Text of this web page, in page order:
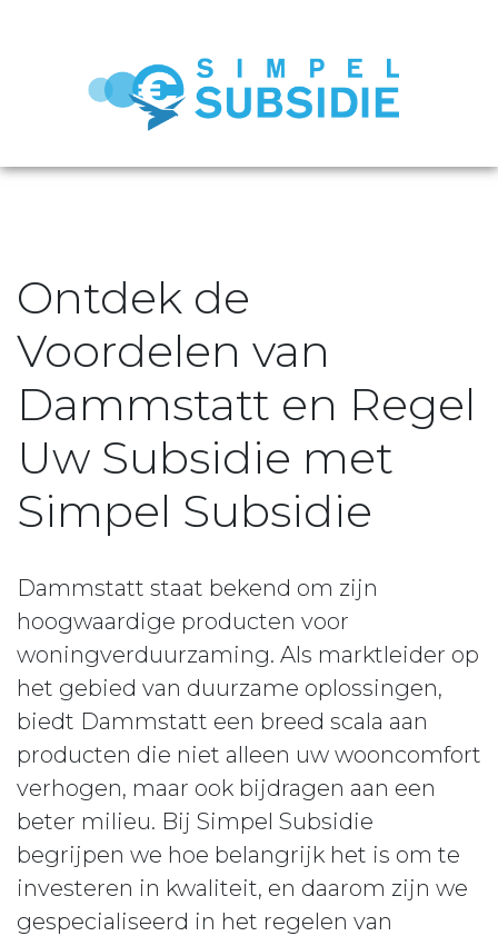
Ontdek de
Voordelen van
Dammstatt en Regel
Uw Subsidie met
Simpel Subsidie
Dammstatt staat bekend om zijn
hoogwaardige producten voor
woningverduurzaming. Als marktleider op
het gebied van duurzame oplossingen,
biedt Dammstatt een breed scala aan
producten die niet alleen uw wooncomfort
verhogen, maar ook bijdragen aan een
beter milieu. Bij Simpel Subsidie
begrijpen we hoe belangrijk het is om te
investeren in kwaliteit, en daarom zijn we
gespecialiseerd in het regelen van